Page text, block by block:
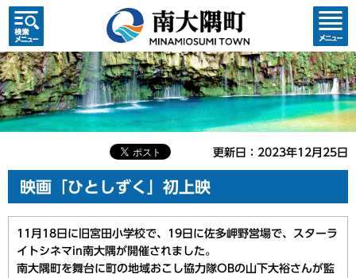
検索・
共通メ
ニュー
コンテ
ンツメ
ニュー
更新日：2023年12月25日
映画「ひとしずく」初上映
11月18日に旧宮田小学校で、19日に佐多岬野営場で、スターラ
イトシネマin南大隅が開催されました。
南大隅町を舞台に町の地域おこし協力隊OBの山下大裕さんが監